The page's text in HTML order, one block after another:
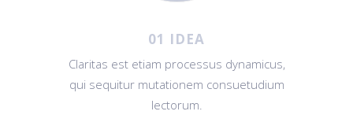
01 IDEA
Claritas est etiam processus dynamicus,
qui sequitur mutationem consuetudium
lectorum.